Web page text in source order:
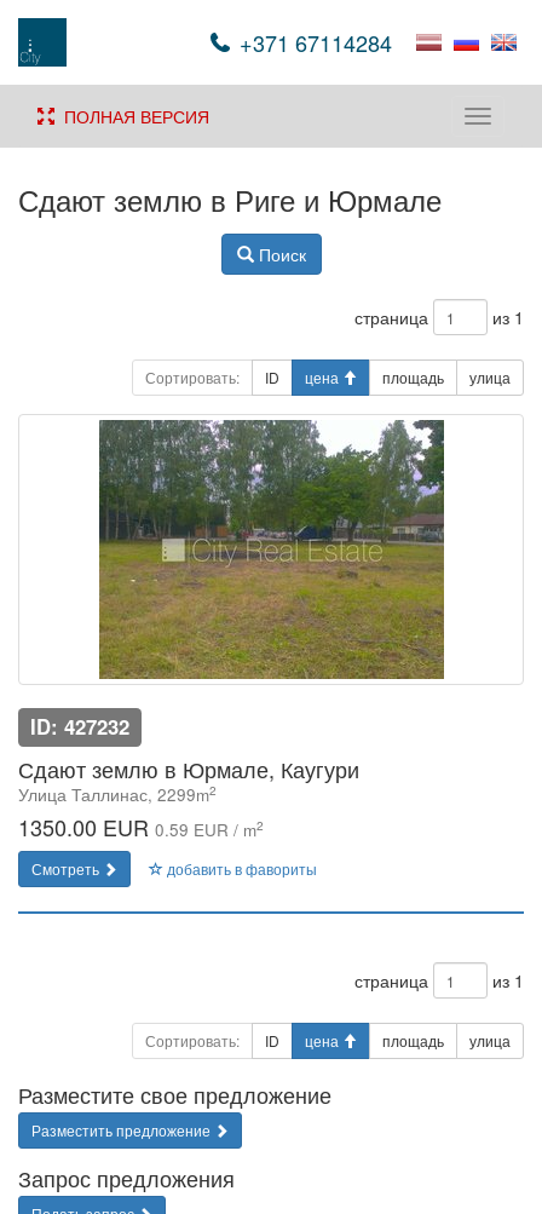
+371 67114284
Toggle
ПОЛНАЯ ВЕРСИЯ
Сдают землю в Риге и Юрмале
Поиск
страница из 1
Сортировать: ID цена площадь улица
ID: 427232
Сдают землю в Юрмале, Каугури
Улица Таллинас, 2299m2
1350.00 EUR 0.59 EUR / m2
Смотреть добавить в фавориты
страница из 1
Сортировать: ID цена площадь улица
Разместите свое предложение
Разместить предложение
Запрос предложения